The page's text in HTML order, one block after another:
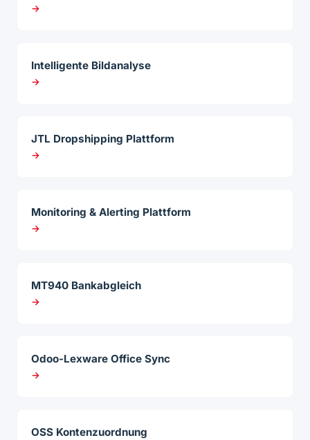
→
Intelligente Bildanalyse
→
JTL Dropshipping Plattform
→
Monitoring & Alerting Plattform
→
MT940 Bankabgleich
→
Odoo-Lexware Office Sync
→
OSS Kontenzuordnung